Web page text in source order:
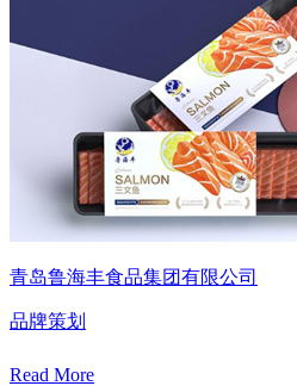
青岛鲁海丰食品集团有限公司
品牌策划
Read More